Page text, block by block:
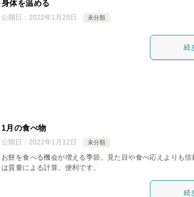
身体を温める
公開日： 2022年1月29日 未分類
続
1月の食べ物
公開日： 2022年1月12日 未分類
お餅を食べる機会が増える季節。見た目や食べ応えよりも
は質量による計算。便利です。
続